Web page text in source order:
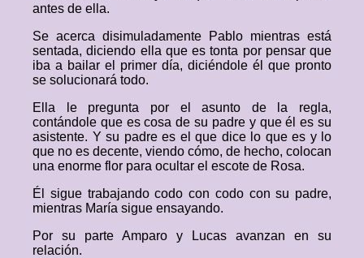
antes de ella.
Se acerca disimuladamente Pablo mientras está
sentada, diciendo ella que es tonta por pensar que
iba a bailar el primer día, diciéndole él que pronto
se solucionará todo.
Ella le pregunta por el asunto de la regla,
contándole que es cosa de su padre y que él es su
asistente. Y su padre es el que dice lo que es y lo
que no es decente, viendo cómo, de hecho, colocan
una enorme flor para ocultar el escote de Rosa.
Él sigue trabajando codo con codo con su padre,
mientras María sigue ensayando.
Por su parte Amparo y Lucas avanzan en su
relación.